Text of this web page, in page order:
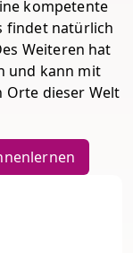
kompetente
findet natürlich
Weiteren hat
und kann mit
Orte dieser Welt